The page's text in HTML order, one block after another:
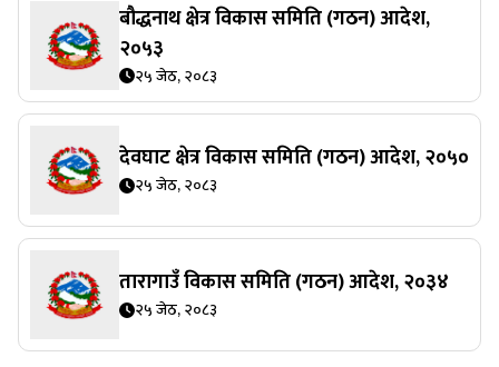
बौद्धनाथ क्षेत्र विकास समिति (गठन) आदेश,
२०५३
२५ जेठ, २०८३
देवघाट क्षेत्र विकास समिति (गठन) आदेश, २०५०
२५ जेठ, २०८३
तारागाउँ विकास समिति (गठन) आदेश, २०३४
२५ जेठ, २०८३